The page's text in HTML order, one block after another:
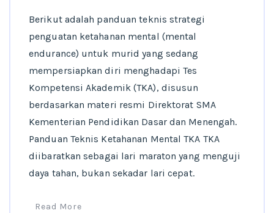
Berikut adalah panduan teknis strategi
penguatan ketahanan mental (mental
endurance) untuk murid yang sedang
mempersiapkan diri menghadapi Tes
Kompetensi Akademik (TKA), disusun
berdasarkan materi resmi Direktorat SMA
Kementerian Pendidikan Dasar dan Menengah.
Panduan Teknis Ketahanan Mental TKA TKA
diibaratkan sebagai lari maraton yang menguji
daya tahan, bukan sekadar lari cepat.
Read More